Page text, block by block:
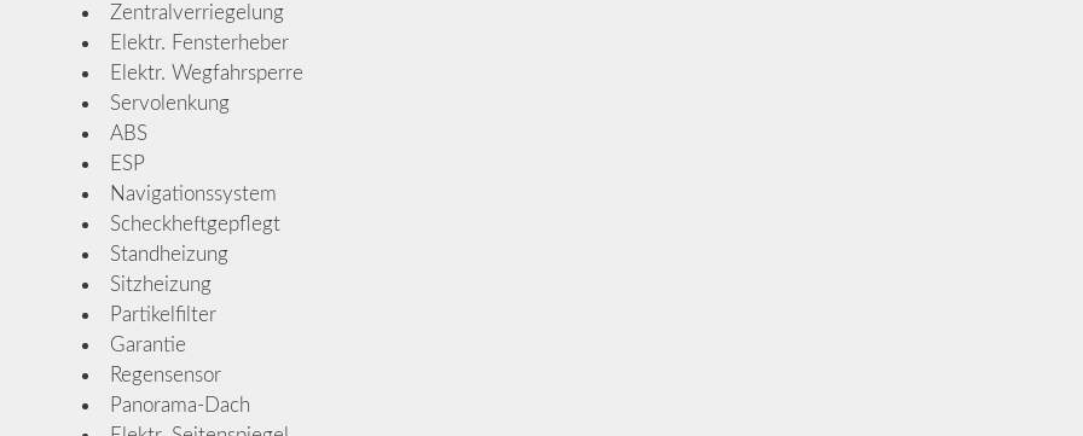
Zentralverriegelung
Elektr. Fensterheber
Elektr. Wegfahrsperre
Servolenkung
ABS
ESP
Navigationssystem
Scheckheftgepflegt
Standheizung
Sitzheizung
Partikelfilter
Garantie
Regensensor
Panorama-Dach